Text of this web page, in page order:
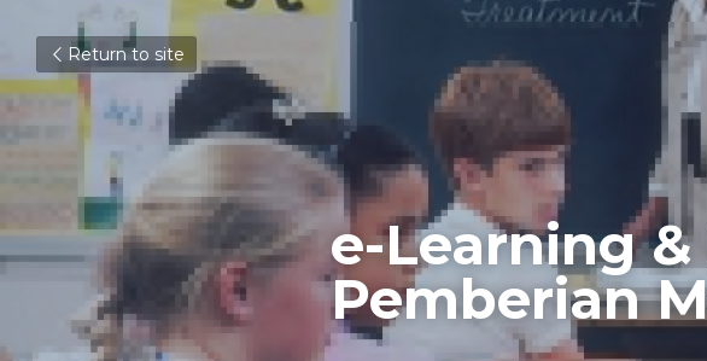
Return to site
e-Learning
Pemberian